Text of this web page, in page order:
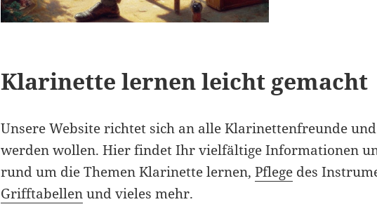
Klarinette lernen leicht gemacht
Unsere Website richtet sich an alle Klarinettenfreunde
werden wollen. Hier findet Ihr vielfältige Informationen
rund um die Themen Klarinette lernen,Pflege des
Grifftabellenund vieles mehr.